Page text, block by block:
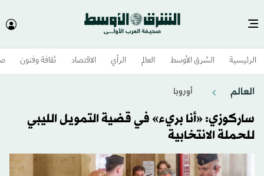
الرئيسية الشرق الأوسط​ العالم الرأي الاقتصاد ثقافة وفنون
العالم أوروبا
ساركوزي: «أنا بريء» في قضية التمويل الليبي
للحملة الانتخابية